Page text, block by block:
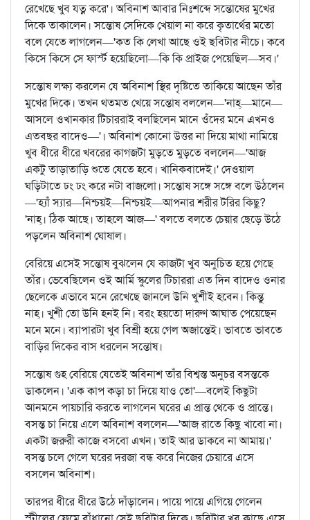
রেখেছে খুব যত্ন করে'। অবিনাশ আবার নিঃশব্দে সন্তোষের মুখের
দিকে তাকালেন। সন্তোষ সেদিকে খেয়াল না করে কৃতার্থের মতো
বলে যেতে লাগলেন—'কত কি লেখা আছে ওই ছবিটার নীচে। কবে
কিসে কিসে সে ফার্স্ট হয়েছিলো—কি কি প্রাইজ পেয়েছিল—সব।'
সন্তোষ লক্ষ্য করলেন যে অবিনাশ স্থির দৃষ্টিতে তাকিয়ে আছেন তাঁর
মুখের দিকে। তখন থতমত খেয়ে সন্তোষ বললেন—'নাহ্‌—মানে—
আসলে ওখানকার টিচাররাই বলছিলেন মানে ওঁদের মনে এখনও
এতবছর বাদেও—'। অবিনাশ কোনো উত্তর না দিয়ে মাথা নামিয়ে
খুব ধীরে ধীরে খবরের কাগজটা মুড়তে মুড়তে বললেন—'আজ
একটু তাড়াতাড়ি শুতে যেতে হবে। খানিকবাদেই।' দেওয়াল
ঘড়িটাতে ঢং ঢং করে নটা বাজলো। সন্তোষ সঙ্গে সঙ্গে বলে উঠলেন
—'হ্যাঁ স্যার—নিশ্চয়ই—নিশ্চয়ই—আপনার শরীর টরির কিছু?
'নাহ্‌। ঠিক আছে। তাহলে আজ—' বলতে বলতে চেয়ার ছেড়ে উঠে
পড়লেন অবিনাশ ঘোষাল।
বেরিয়ে এসেই সন্তোষ বুঝলেন যে কাজটা খুব অনুচিত হয়ে গেছে
তাঁর। ভেবেছিলেন ওই আর্মি স্কুলের টিচাররা এত দিন বাদেও ওনার
ছেলেকে এভাবে মনে রেখেছে জানলে উনি খুশীই হবেন। কিন্তু
নাহ্‌। খুশী তো উনি হনই নি। বরং হয়তো দারুণ আঘাত পেয়েছেন
মনে মনে। ব্যাপারটা খুব বিশ্রী হয়ে গেল অজান্তেই। ভাবতে ভাবতে
বাড়ির দিকের বাস ধরলেন সন্তোষ।
সন্তোষ গুহ বেরিয়ে যেতেই অবিনাশ তাঁর বিশ্বস্ত অনুচর বসন্তকে
ডাকলেন। 'এক কাপ কড়া চা দিয়ে যাও তো'—বলেই কিছুটা
আনমনে পায়চারি করতে লাগলেন ঘরের এ প্রান্ত থেকে ও প্রান্তে।
বসন্ত চা নিয়ে এলে অবিনাশ বললেন—'আজ রাতে কিছু খাবো না।
একটা জরুরী কাজে বসবো এখন। তাই আর ডাকবে না আমায়।'
বসন্ত চলে গেলে ঘরের দরজা বন্ধ করে নিজের চেয়ারে এসে
বসলেন অবিনাশ।
তারপর ধীরে ধীরে উঠে দাঁড়ালেন। পায়ে পায়ে এগিয়ে গেলেন